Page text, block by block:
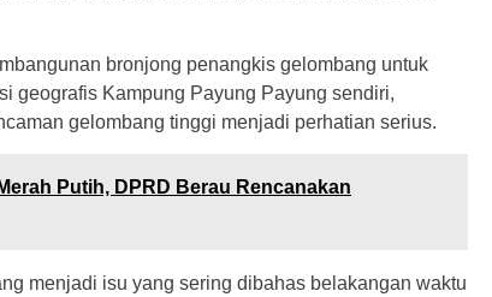
bronjong penangkis gelombang untuk
geografis Kampung Payung Payung sendiri,
gelombang tinggi menjadi perhatian serius.
Putih, DPRD Berau Rencanakan
menjadi isu yang sering dibahas belakangan waktu